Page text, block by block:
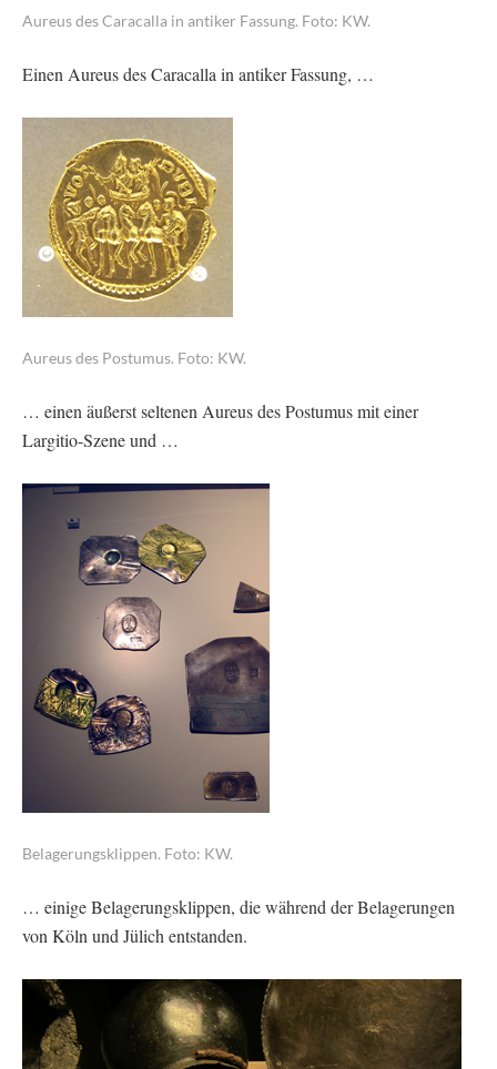
Aureus des Caracalla in antiker Fassung. Foto: KW.
Einen Aureus des Caracalla in antiker Fassung, …
Aureus des Postumus. Foto: KW.
… einen äußerst seltenen Aureus des Postumus mit einer
Largitio-Szene und …
Belagerungsklippen. Foto: KW.
… einige Belagerungsklippen, die während der Belagerungen
von Köln und Jülich entstanden.